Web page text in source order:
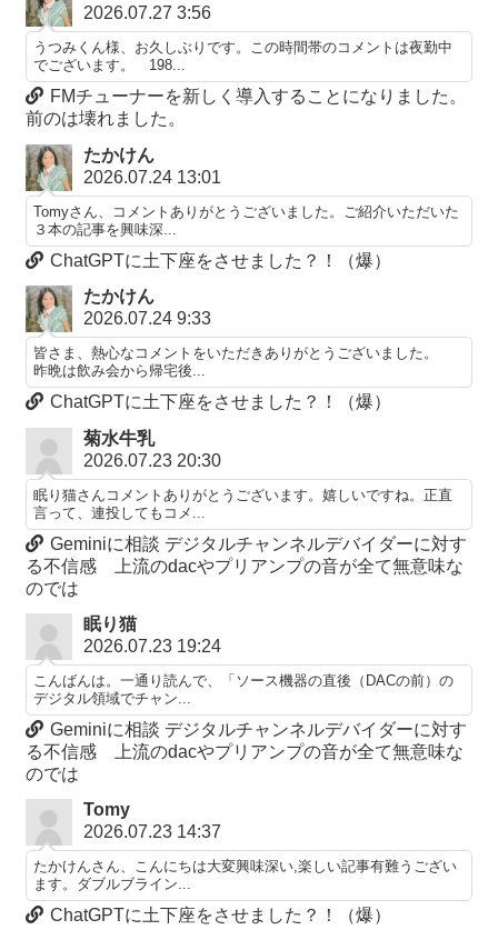
2026.07.27 3:56
うつみくん様、お久しぶりです。この時間帯のコメントは夜勤中
でございます。 198...
FMチューナーを新しく導入することになりました。
前のは壊れました。
たかけん
2026.07.24 13:01
Tomyさん、コメントありがとうございました。ご紹介いただいた
３本の記事を興味深...
ChatGPTに土下座をさせました？！（爆）
たかけん
2026.07.24 9:33
皆さま、熱心なコメントをいただきありがとうございました。
昨晩は飲み会から帰宅後...
ChatGPTに土下座をさせました？！（爆）
菊水牛乳
2026.07.23 20:30
眠り猫さんコメントありがとうございます。嬉しいですね。正直
言って、連投してもコメ...
Geminiに相談 デジタルチャンネルデバイダーに対す
る不信感 上流のdacやプリアンプの音が全て無意味な
のでは
眠り猫
2026.07.23 19:24
こんばんは。一通り読んで、「ソース機器の直後（DACの前）の
デジタル領域でチャン...
Geminiに相談 デジタルチャンネルデバイダーに対す
る不信感 上流のdacやプリアンプの音が全て無意味な
のでは
Tomy
2026.07.23 14:37
たかけんさん、こんにちは大変興味深い,楽しい記事有難うござい
ます。ダブルブライン...
ChatGPTに土下座をさせました？！（爆）